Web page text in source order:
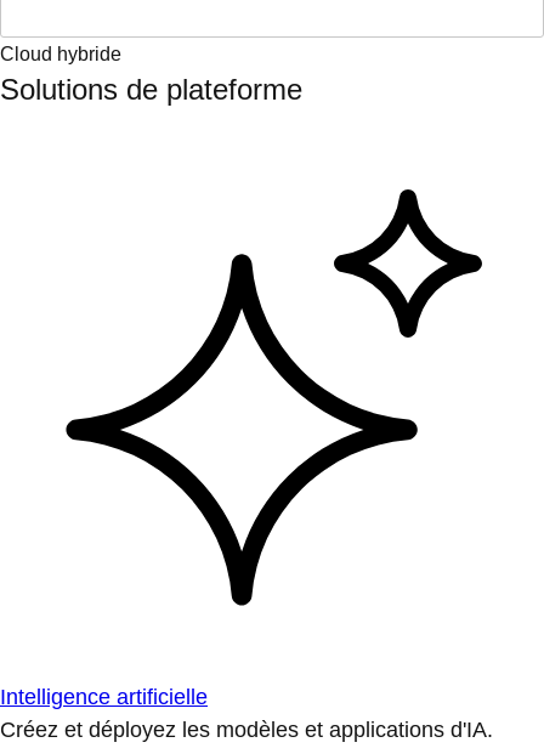
Cloud hybride
Solutions de plateforme
Intelligence artificielle
Créez et déployez les modèles et applications d'IA.